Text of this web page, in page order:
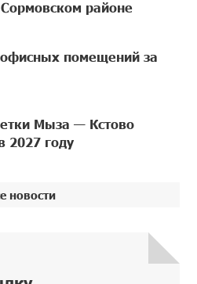
районе
помещений за
Мыза — Кстово
2027 году
новости